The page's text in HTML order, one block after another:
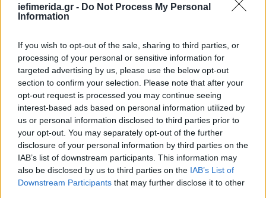
iefimerida.gr - Do Not Process My Personal
Information
If you wish to opt-out of the sale, sharing to third parties, or
processing of your personal or sensitive information for
targeted advertising by us, please use the below opt-out
section to confirm your selection. Please note that after your
opt-out request is processed you may continue seeing
interest-based ads based on personal information utilized by
us or personal information disclosed to third parties prior to
your opt-out. You may separately opt-out of the further
disclosure of your personal information by third parties on the
IAB’s list of downstream participants. This information may
also be disclosed by us to third parties on the IAB’s List of
Downstream Participants that may further disclose it to other